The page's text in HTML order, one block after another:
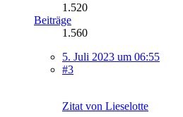
1.520
Beiträge
1.560
5. Juli 2023 um 06:55
#3
Zitat von Lieselotte